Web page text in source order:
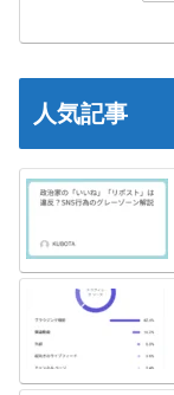
人気記事